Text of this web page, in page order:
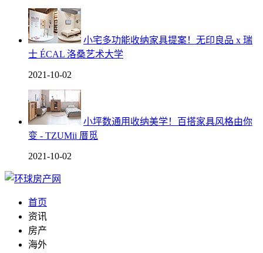
小宅多功能收纳家具提案！无印良品 x 瑞
士 ÉCAL 洛桑艺术大学
2021-10-02
小坪数通用收纳美学！百搭家具风格由你
变 - TZUMii 厝觅
2021-10-02
首页
资讯
房产
海外